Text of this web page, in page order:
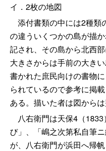
イ．2枚の地図
添付書類の中には2種類
の違ういくつかの島が描
記され、その島から北西
大きさからは手前の大き
書かれた庶民向けの書物
られているので参考に掲
ある。描いた者は図から
八右衛門は天保4（1833
び」、「嶋之次第私自筆
が、八右衛門が浜田へ帰